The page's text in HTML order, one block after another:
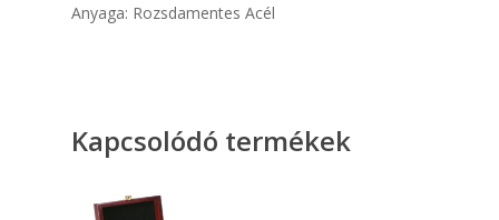
Anyaga: Rozsdamentes Acél
Kapcsolódó termékek